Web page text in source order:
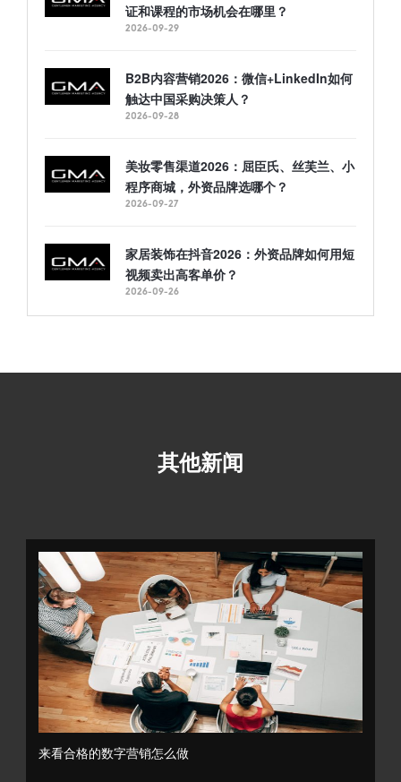
证和课程的市场机会在哪里？
2026-09-29
B2B内容营销2026：微信+LinkedIn如何
触达中国采购决策人？
2026-09-28
美妆零售渠道2026：屈臣氏、丝芙兰、小
程序商城，外资品牌选哪个？
2026-09-27
家居装饰在抖音2026：外资品牌如何用短
视频卖出高客单价？
2026-09-26
其他新闻
来看合格的数字营销怎么做